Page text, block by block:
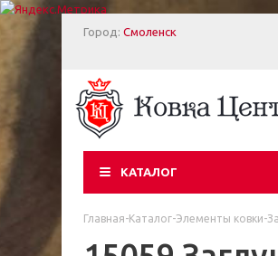
Город: Смоленск
КАТАЛОГ
Главная-Каталог-Элементы ковки-